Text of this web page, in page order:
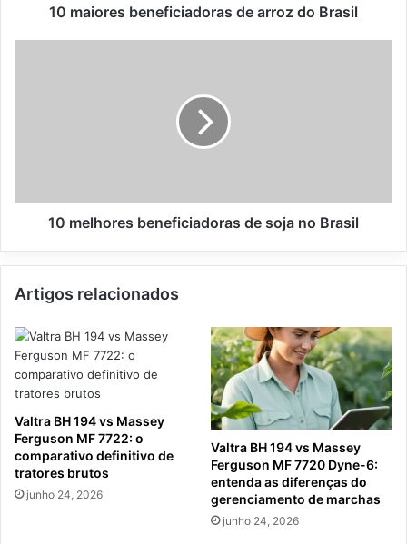
10 maiores beneficiadoras de arroz do Brasil
10 melhores beneficiadoras de soja no Brasil
Artigos relacionados
Valtra BH 194 vs Massey
Ferguson MF 7722: o
comparativo definitivo de
tratores brutos
junho 24, 2026
Valtra BH 194 vs Massey
Ferguson MF 7720 Dyne-6:
entenda as diferenças do
gerenciamento de marchas
junho 24, 2026